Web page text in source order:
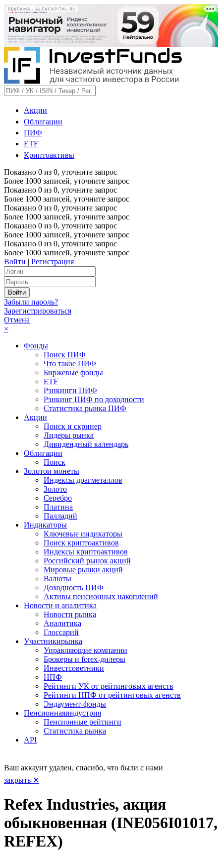
РЕКЛАМА • ALFACAPITAL.RU
Акции
Облигации
ПИФ
ETF
Криптоактивы
Показано 0 из 0, уточните запрос
Более 1000 записей, уточните запрос
Показано 0 из 0, уточните запрос
Более 1000 записей, уточните запрос
Показано 0 из 0, уточните запрос
Более 1000 записей, уточните запрос
Показано 0 из 0, уточните запрос
Более 1000 записей, уточните запрос
Показано 0 из 0, уточните запрос
Более 1000 записей, уточните запрос
Войти | Регистрация
Забыли пароль?
Зарегистрироваться
Отмена
×
Фонды
Поиск ПИФ
Что такое ПИФ
Биржевые фонды
ETF
Рэнкинги ПИФ
Рэнкинг ПИФ по доходности
Статистика рынка ПИФ
Акции
Поиск и скринер
Лидеры рынка
Дивидендный календарь
Облигации
Поиск
Золотои монеты
Индексы драгметаллов
Золото
Серебро
Платина
Палладий
Индикаторы
Ключевые индикаторы
Поиск криптоактивов
Индексы криптоактивов
Российский рынок акций
Мировые рынки акций
Валюты
Доходность ПИФ
Активы пенсионных накоплений
Новости и аналитика
Новости рынка
Аналитика
Глоссарий
Участникирынка
Управляющие компании
Брокеры и forex-дилеры
Инвестсоветники
НПФ
Рейтинги УК от рейтинговых агенств
Рейтинги НПФ от рейтинговых агенств
Эндаумент-фонды
Пенсионнаяиндустрия
Пенсионные рейтинги
Статистика рынка
API
Ваш аккаунт удален, спасибо, что были с нами
закрыть ✕
Refex Industries, акция
обыкновенная (INE056I01017,
REFEX)